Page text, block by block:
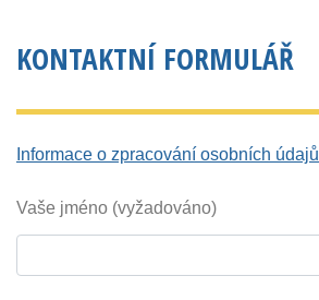
KONTAKTNÍ FORMULÁŘ
Informace o zpracování osobních údajů
Vaše jméno (vyžadováno)